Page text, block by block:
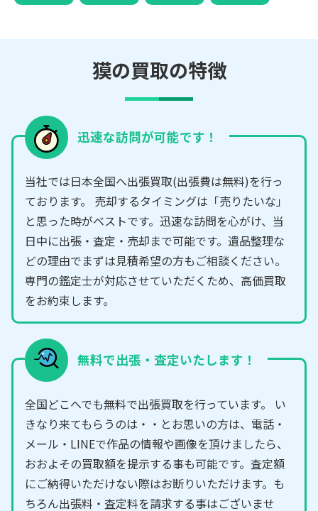
獏の買取の特徴
迅速な訪問が可能です！
当社では日本全国へ出張買取(出張費は無料)を行っ
ております。 売却するタイミングは「売りたいな」
と思った時がベストです。迅速な訪問を心がけ、当
日中に出張・査定・売却まで可能です。遺品整理な
どの理由でまずは見積希望の方もご相談ください。
専門の鑑定士が対応させていただくため、高価買取
をお約束します。
無料で出張・査定いたします！
全国どこへでも無料で出張買取を行っています。 い
きなり来てもらうのは・・とお思いの方は、電話・
メール・LINEで作品の情報や画像を頂けましたら、
おおよその買取額を提示する事も可能です。査定額
にご納得いただけない際はお断りいただけます。も
ちろん出張料・査定料を請求する事はございませ